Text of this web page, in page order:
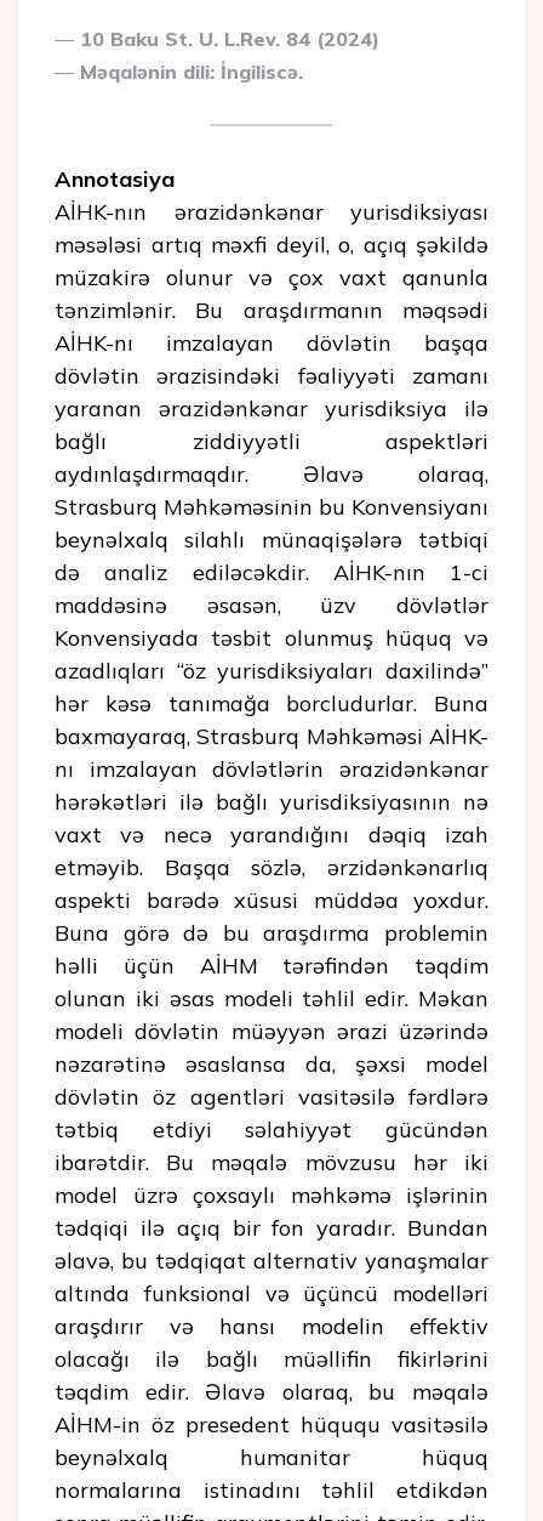
10 Baku St. U. L.Rev. 84 (2024)
Məqalənin dili: İngiliscə.
Annotasiya
AİHK-nın ərazidənkənar yurisdiksiyası
məsələsi artıq məxfi deyil, o, açıq şəkildə
müzakirə olunur və çox vaxt qanunla
tənzimlənir. Bu araşdırmanın məqsədi
AİHK-nı imzalayan dövlətin başqa
dövlətin ərazisindəki fəaliyyəti zamanı
yaranan ərazidənkənar yurisdiksiya ilə
bağlı ziddiyyətli aspektləri
aydınlaşdırmaqdır. Əlavə olaraq,
Strasburq Məhkəməsinin bu Konvensiyanı
beynəlxalq silahlı münaqişələrə tətbiqi
də analiz ediləcəkdir. AİHK-nın 1-ci
maddəsinə əsasən, üzv dövlətlər
Konvensiyada təsbit olunmuş hüquq və
azadlıqları “öz yurisdiksiyaları daxilində”
hər kəsə tanımağa borcludurlar. Buna
baxmayaraq, Strasburq Məhkəməsi AİHK-
nı imzalayan dövlətlərin ərazidənkənar
hərəkətləri ilə bağlı yurisdiksiyasının nə
vaxt və necə yarandığını dəqiq izah
etməyib. Başqa sözlə, ərzidənkənarlıq
aspekti barədə xüsusi müddəa yoxdur.
Buna görə də bu araşdırma problemin
həlli üçün AİHM tərəfindən təqdim
olunan iki əsas modeli təhlil edir. Məkan
modeli dövlətin müəyyən ərazi üzərində
nəzarətinə əsaslansa da, şəxsi model
dövlətin öz agentləri vasitəsilə fərdlərə
tətbiq etdiyi səlahiyyət gücündən
ibarətdir. Bu məqalə mövzusu hər iki
model üzrə çoxsaylı məhkəmə işlərinin
tədqiqi ilə açıq bir fon yaradır. Bundan
əlavə, bu tədqiqat alternativ yanaşmalar
altında funksional və üçüncü modelləri
araşdırır və hansı modelin effektiv
olacağı ilə bağlı müəllifin fikirlərini
təqdim edir. Əlavə olaraq, bu məqalə
AİHM-in öz presedent hüququ vasitəsilə
beynəlxalq humanitar hüquq
normalarına istinadını təhlil etdikdən